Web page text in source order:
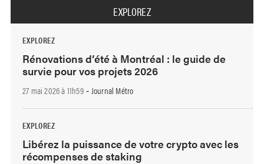
EXPLOREZ
EXPLOREZ
Rénovations d’été à Montréal : le guide de
survie pour vos projets 2026
27 mai 2026 à 11h59- Journal Métro
EXPLOREZ
Libérez la puissance de votre crypto avec les
récompenses de staking